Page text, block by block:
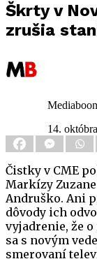
Škrty v
zrušia
14.
Čistky v CME
Markízy
Andruško. Ani
dôvody ich
vyjadrenie, že
sa s novým
smerovaní